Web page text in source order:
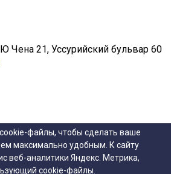
файлы, чтобы сделать ваше
максимально удобным. К cайту
веб-аналитики Яндекс. Метрика,
cookie-файлы.
Чена 21, Уссурийский бульвар 60